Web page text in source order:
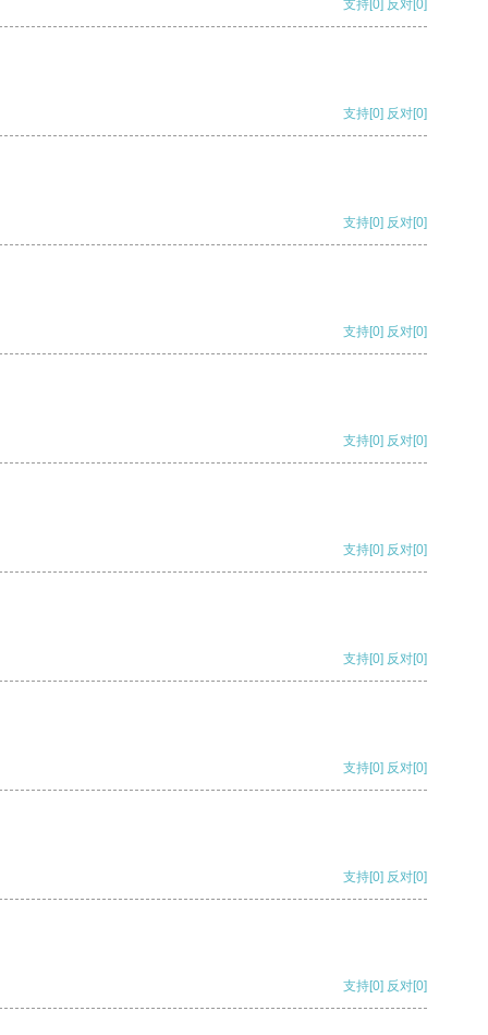
支持[0] 反对[0]
支持[0] 反对[0]
支持[0] 反对[0]
支持[0] 反对[0]
支持[0] 反对[0]
支持[0] 反对[0]
支持[0] 反对[0]
支持[0] 反对[0]
支持[0] 反对[0]
支持[0] 反对[0]